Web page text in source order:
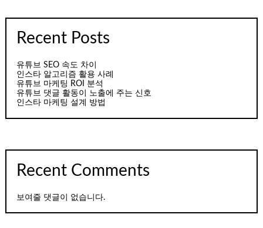
Recent Posts
유튜브 SEO 속도 차이
인스타 알고리즘 활용 사례
유튜브 마케팅 ROI 분석
유튜브 댓글 활동이 노출에 주는 신호
인스타 마케팅 설계 방법
Recent Comments
보여줄 댓글이 없습니다.